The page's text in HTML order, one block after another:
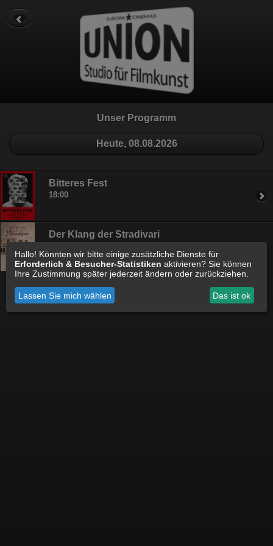
Unser Programm
Heute, 08.08.2026
Bitteres Fest
18:00
Der Klang der Stradivari
Datenschutz Impressum Cookie Einstellungen
Datenschutz Impressum Cookie Einstellungen
Hallo! Könnten wir bitte einige zusätzliche Dienste für
Erforderlich & Besucher-Statistiken aktivieren? Sie können
Ihre Zustimmung später jederzeit ändern oder zurückziehen.
Lassen Sie mich wählen Das ist ok